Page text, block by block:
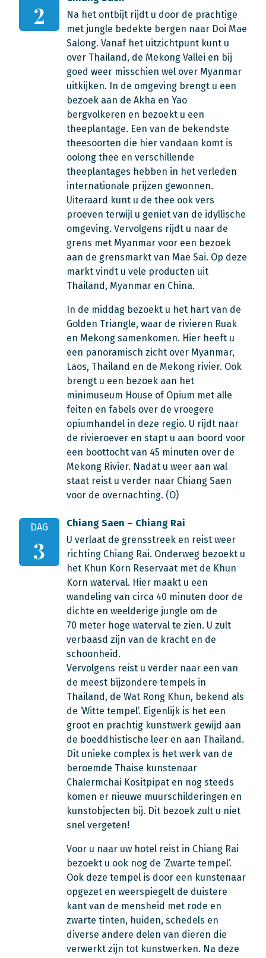
2
Na het ontbijt rijdt u door de prachtige
met jungle bedekte bergen naar Doi Mae
Salong. Vanaf het uitzichtpunt kunt u
over Thailand, de Mekong Vallei en bij
goed weer misschien wel over Myanmar
uitkijken. In de omgeving brengt u een
bezoek aan de Akha en Yao
bergvolkeren en bezoekt u een
theeplantage. Een van de bekendste
theesoorten die hier vandaan komt is
oolong thee en verschillende
theeplantages hebben in het verleden
internationale prijzen gewonnen.
Uiteraard kunt u de thee ook vers
proeven terwijl u geniet van de idyllische
omgeving. Vervolgens rijdt u naar de
grens met Myanmar voor een bezoek
aan de grensmarkt van Mae Sai. Op deze
markt vindt u vele producten uit
Thailand, Myanmar en China.
In de middag bezoekt u het hart van de
Golden Triangle, waar de rivieren Ruak
en Mekong samenkomen. Hier heeft u
een panoramisch zicht over Myanmar,
Laos, Thailand en de Mekong rivier. Ook
brengt u een bezoek aan het
minimuseum House of Opium met alle
feiten en fabels over de vroegere
opiumhandel in deze regio. U rijdt naar
de rivieroever en stapt u aan boord voor
een boottocht van 45 minuten over de
Mekong Rivier. Nadat u weer aan wal
staat reist u verder naar Chiang Saen
voor de overnachting. (O)
DAG
3
Chiang Saen – Chiang Rai
U verlaat de grensstreek en reist weer
richting Chiang Rai. Onderweg bezoekt u
het Khun Korn Reservaat met de Khun
Korn waterval. Hier maakt u een
wandeling van circa 40 minuten door de
dichte en weelderige jungle om de
70 meter hoge waterval te zien. U zult
verbaasd zijn van de kracht en de
schoonheid.
Vervolgens reist u verder naar een van
de meest bijzondere tempels in
Thailand, de Wat Rong Khun, bekend als
de ‘Witte tempel’. Eigenlijk is het een
groot en prachtig kunstwerk gewijd aan
de boeddhistische leer en aan Thailand.
Dit unieke complex is het werk van de
beroemde Thaise kunstenaar
Chalermchai Kositpipat en nog steeds
komen er nieuwe muurschilderingen en
kunstobjecten bij. Dit bezoek zult u niet
snel vergeten!
Voor u naar uw hotel reist in Chiang Rai
bezoekt u ook nog de ‘Zwarte tempel’.
Ook deze tempel is door een kunstenaar
opgezet en weerspiegelt de duistere
kant van de mensheid met rode en
zwarte tinten, huiden, schedels en
diverse andere delen van dieren die
verwerkt zijn tot kunstwerken. Na deze